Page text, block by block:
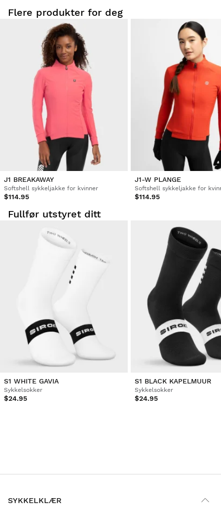
Flere produkter for deg
J1 BREAKAWAY
Softshell sykkeljakke for kvinner
$114.95
J1-W PLANGE
Softshell sykkeljakke for
$114.95
Fullfør utstyret ditt
S1 WHITE GAVIA
Sykkelsokker
$24.95
S1 BLACK KAPELMUUR
Sykkelsokker
$24.95
SYKKELKLÆR